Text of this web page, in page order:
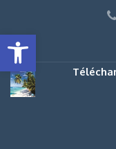
Ouvrir la barre d’outils